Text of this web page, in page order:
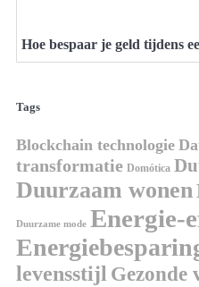
Hoe bespaar je geld tijdens
Tags
Blockchain technologie
transformatie Domótica
Duurzaam wonen
Duurzame mode Energie-
levensstijl Gezonde